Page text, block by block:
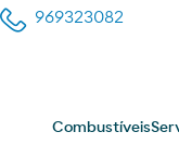
969323082
Combustíveis